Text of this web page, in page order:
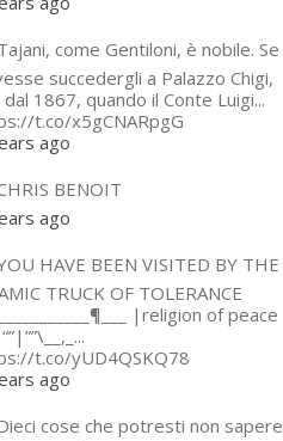
come Gentiloni, è nobile. Se
succedergli a Palazzo Chigi,
1867, quando il Conte Luigi...
t.co/x5gCNARpgG
ago
BENOIT
ago
HAVE BEEN VISITED BY THE
TRUCK OF TOLERANCE
|religion of peace
t.co/yUD4QSKQ78
ago
cose che potresti non sapere